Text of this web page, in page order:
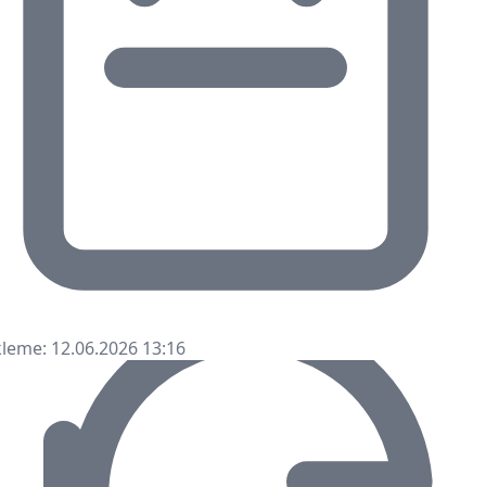
12.06.2026 13:16